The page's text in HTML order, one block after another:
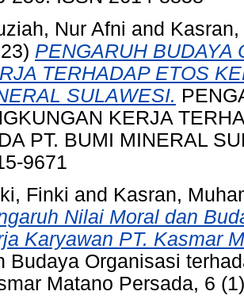
Nur Afni and
PENGARUH BUDAYA
TERHADAP ETOS
SULAWESI.
KERJA
PT. BUMI MINERAL
9671
Finki and Kasran,
Nilai Moral dan
Karyawan PT. Kasmar
Budaya Organisasi
Matano Persada, 6